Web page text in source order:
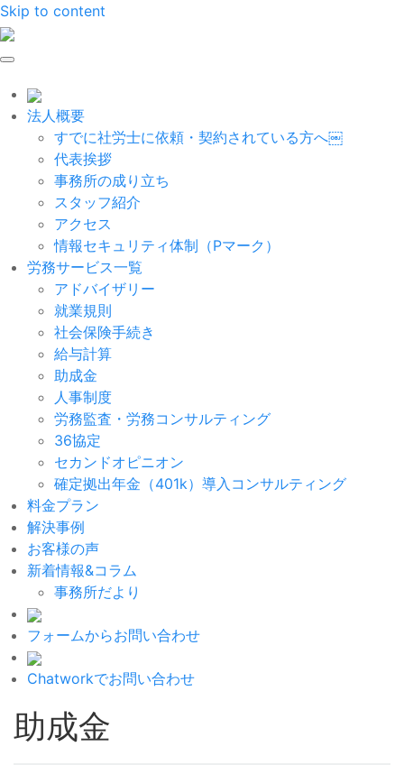
Skip to content
法人概要
すでに社労士に依頼・契約されている方へ￼
代表挨拶
事務所の成り立ち
スタッフ紹介
アクセス
情報セキュリティ体制（Pマーク）
労務サービス一覧
アドバイザリー
就業規則
社会保険手続き
給与計算
助成金
人事制度
労務監査・労務コンサルティング
36協定
セカンドオピニオン
確定拠出年金（401k）導入コンサルティング
料金プラン
解決事例
お客様の声
新着情報&コラム
事務所だより
フォームからお問い合わせ
Chatworkでお問い合わせ
助成金